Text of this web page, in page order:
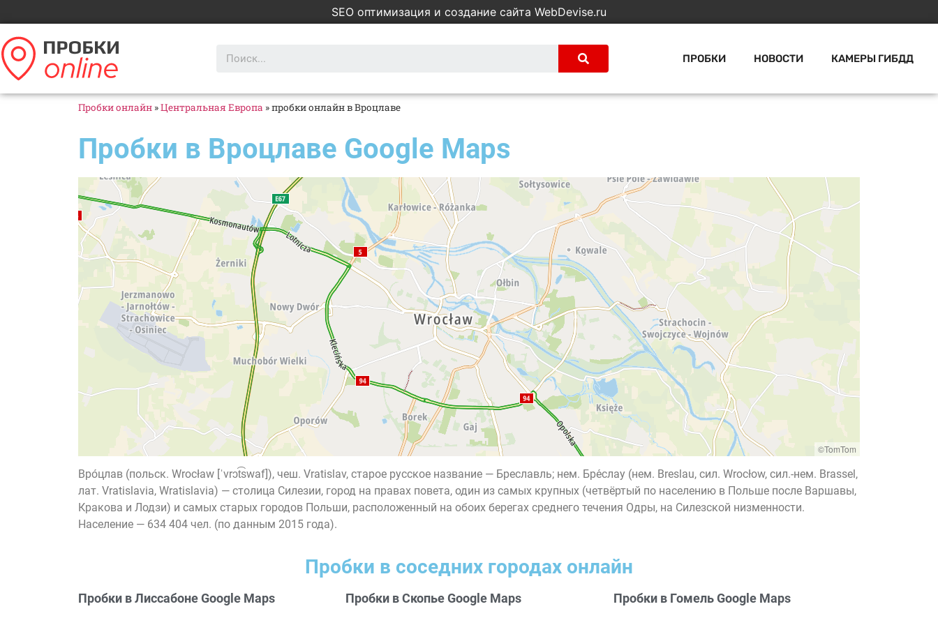
SEO оптимизация и создание сайта WebDevise.ru
ПРОБКИ НОВОСТИ КАМЕРЫ ГИБДД
Пробки онлайн »Центральная Европа »пробки онлайн в Вроцлаве
Пробки в Вроцлаве Google Maps
©TomTom
Вро́цлав (польск. Wrocław [ˈvrɔt͡swaf]), чеш. Vratislav, старое русское название — Бреславль; нем. Бре́слау (нем. Breslau, сил. Wrocłow, сил.-нем. Brassel,
лат. Vratislavia, Wratislavia) — столица Силезии, город на правах повета, один из самых крупных (четвёртый по населению в Польше после Варшавы,
Кракова и Лодзи) и самых старых городов Польши, расположенный на обоих берегах среднего течения Одры, на Силезской низменности.
Население — 634 404 чел. (по данным 2015 года).
Пробки в соседних городах онлайн
Пробки в Лиссабоне Google Maps Пробки в Скопье Google Maps Пробки в Гомель Google Maps